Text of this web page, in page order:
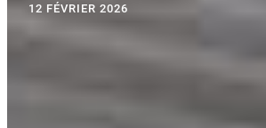
12 FÉVRIER 2026